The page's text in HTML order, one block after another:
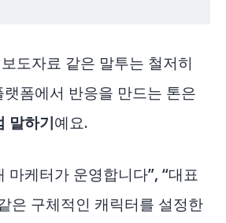
도자료 같은 말투는 철저히
폼에서 반응을 만드는 톤은
말하기예요.
마케터가 운영합니다”, “대표
은 구체적인 캐릭터를 설정한